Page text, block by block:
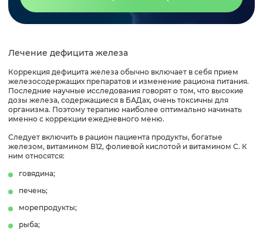
Лечение дефицита железа
Коррекция дефицита железа обычно включает в себя прием
железосодержащих препаратов и изменение рациона питания.
Последние научные исследования говорят о том, что высокие
дозы железа, содержащиеся в БАДах, очень токсичны для
организма. Поэтому терапию наиболее оптимально начинать
именно с коррекции ежедневного меню.
Следует включить в рацион пациента продукты, богатые
железом, витамином В12, фолиевой кислотой и витамином С. К
ним относятся:
говядина;
печень;
морепродукты;
рыба;